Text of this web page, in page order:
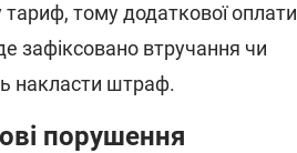
тариф, тому додаткової оплати
зафіксовано втручання чи
накласти штраф.
порушення